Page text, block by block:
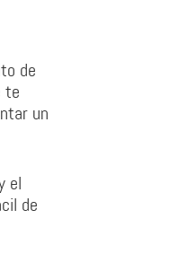
de
te
un
el
de